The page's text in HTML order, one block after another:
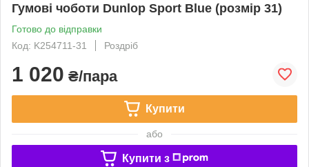
Гумові чоботи Dunlop Sport Blue (розмір 31)
Готово до відправки
Код: K254711-31
Роздріб
1 020 ₴/пара
Купити
або
Купити з